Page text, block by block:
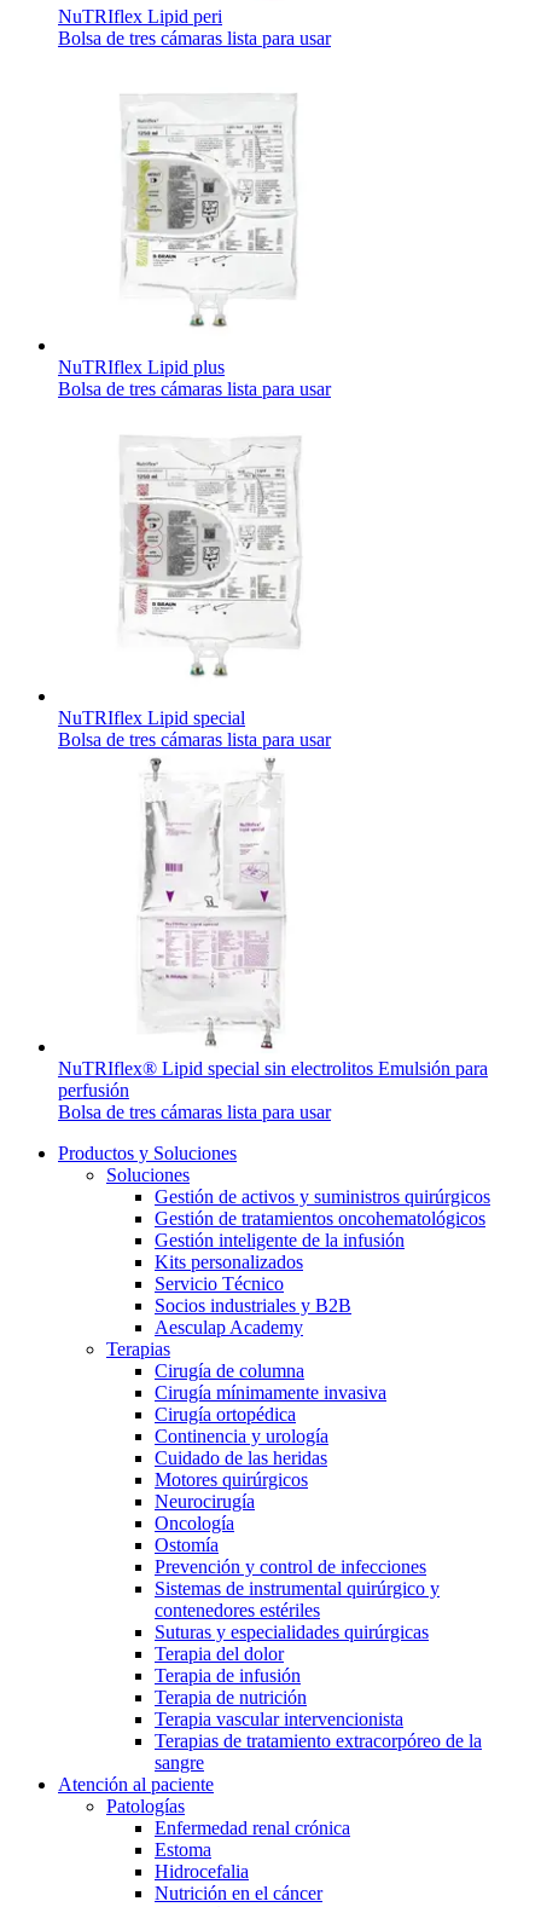
NuTRIflex Lipid peri
Bolsa de tres cámaras lista para usar
NuTRIflex Lipid plus
Bolsa de tres cámaras lista para usar
NuTRIflex Lipid special
Bolsa de tres cámaras lista para usar
NuTRIflex® Lipid special sin electrolitos Emulsión para
perfusión
Bolsa de tres cámaras lista para usar
Productos y Soluciones
Soluciones
Gestión de activos y suministros quirúrgicos
Gestión de tratamientos oncohematológicos
Gestión inteligente de la infusión
Kits personalizados
Servicio Técnico
Socios industriales y B2B
Aesculap Academy
Terapias
Cirugía de columna
Cirugía mínimamente invasiva
Cirugía ortopédica
Continencia y urología
Cuidado de las heridas
Motores quirúrgicos
Neurocirugía
Oncología
Ostomía
Prevención y control de infecciones
Sistemas de instrumental quirúrgico y
contenedores estériles
Suturas y especialidades quirúrgicas
Terapia del dolor
Terapia de infusión
Terapia de nutrición
Terapia vascular intervencionista
Terapias de tratamiento extracorpóreo de la
sangre
Atención al paciente
Patologías
Enfermedad renal crónica
Estoma
Hidrocefalia
Nutrición en el cáncer